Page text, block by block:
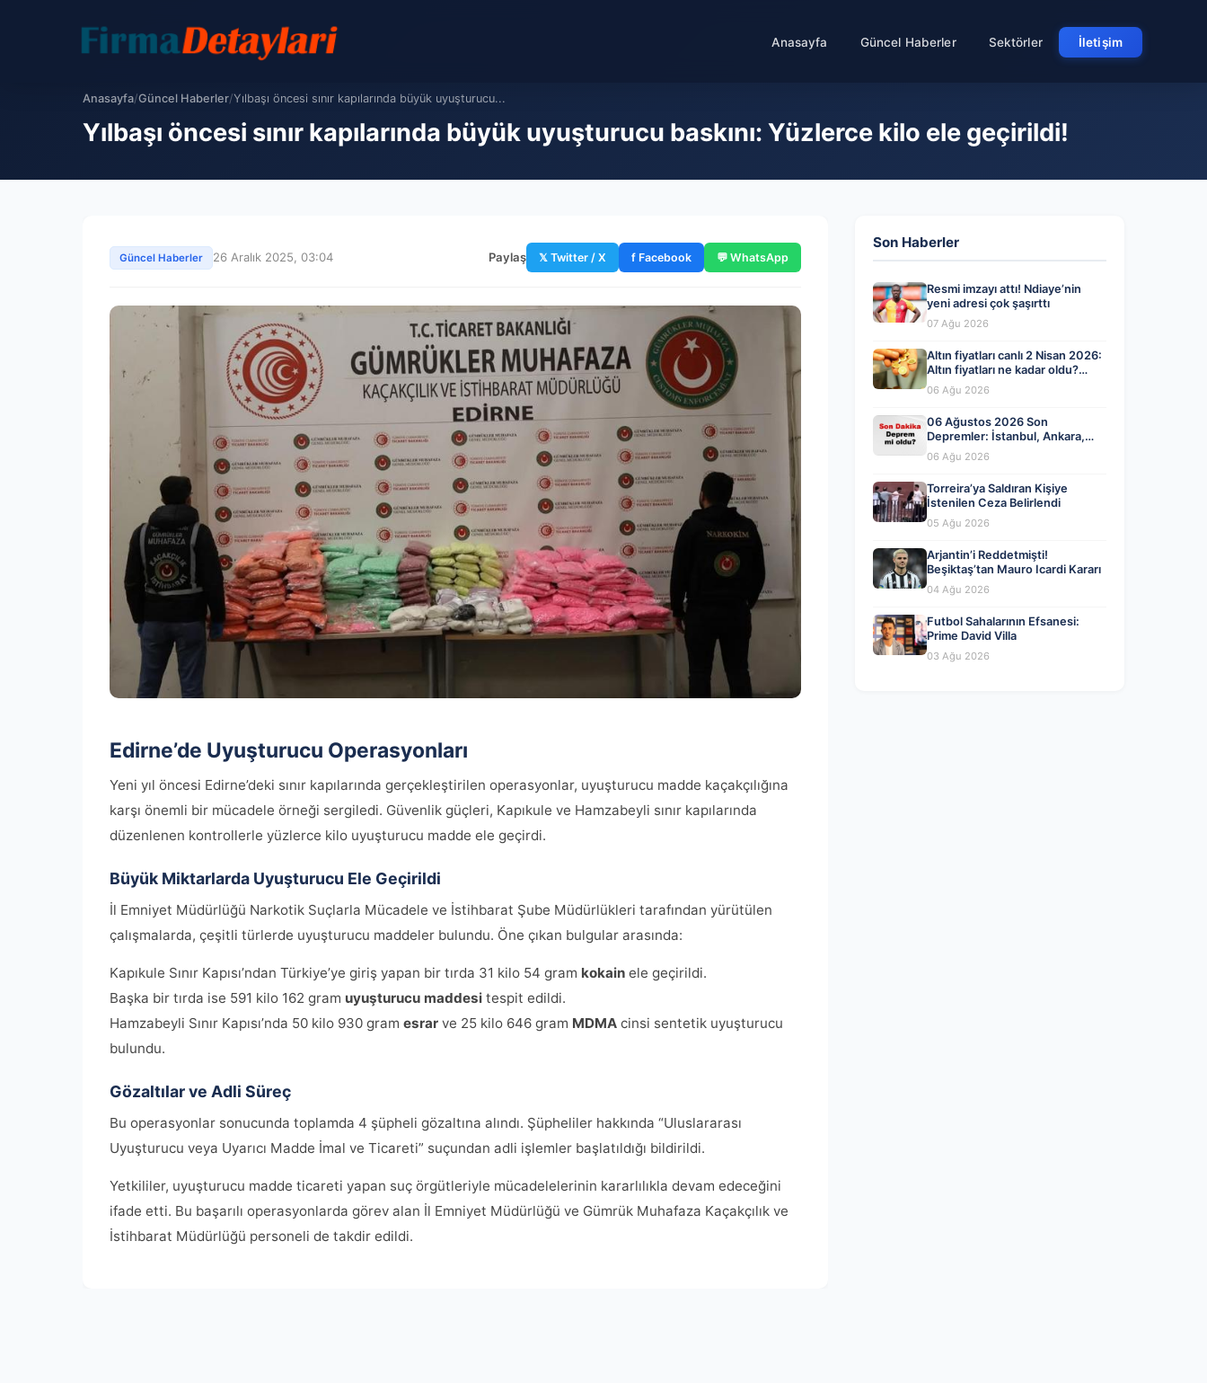
Anasayfa Güncel Haberler Sektörler İletişim
Anasayfa/Güncel Haberler/Yılbaşı öncesi sınır kapılarında büyük uyuşturucu...
Yılbaşı öncesi sınır kapılarında büyük uyuşturucu baskını: Yüzlerce kilo ele geçirildi!
Güncel Haberler 26 Aralık 2025, 03:04 Paylaş 𝕏 Twitter / X f Facebook 💬 WhatsApp
Edirne’de Uyuşturucu Operasyonları
Yeni yıl öncesi Edirne’deki sınır kapılarında gerçekleştirilen operasyonlar, uyuşturucu madde kaçakçılığına
karşı önemli bir mücadele örneği sergiledi. Güvenlik güçleri, Kapıkule ve Hamzabeyli sınır kapılarında
düzenlenen kontrollerle yüzlerce kilo uyuşturucu madde ele geçirdi.
Büyük Miktarlarda Uyuşturucu Ele Geçirildi
İl Emniyet Müdürlüğü Narkotik Suçlarla Mücadele ve İstihbarat Şube Müdürlükleri tarafından yürütülen
çalışmalarda, çeşitli türlerde uyuşturucu maddeler bulundu. Öne çıkan bulgular arasında:
Kapıkule Sınır Kapısı’ndan Türkiye’ye giriş yapan bir tırda 31 kilo 54 gram kokain ele geçirildi.
Başka bir tırda ise 591 kilo 162 gram uyuşturucu maddesi tespit edildi.
Hamzabeyli Sınır Kapısı’nda 50 kilo 930 gram esrar ve 25 kilo 646 gram MDMA cinsi sentetik uyuşturucu
bulundu.
Gözaltılar ve Adli Süreç
Bu operasyonlar sonucunda toplamda 4 şüpheli gözaltına alındı. Şüpheliler hakkında “Uluslararası
Uyuşturucu veya Uyarıcı Madde İmal ve Ticareti” suçundan adli işlemler başlatıldığı bildirildi.
Yetkililer, uyuşturucu madde ticareti yapan suç örgütleriyle mücadelelerinin kararlılıkla devam edeceğini
ifade etti. Bu başarılı operasyonlarda görev alan İl Emniyet Müdürlüğü ve Gümrük Muhafaza Kaçakçılık ve
İstihbarat Müdürlüğü personeli de takdir edildi.
Son Haberler
Resmi imzayı attı! Ndiaye’nin
yeni adresi çok şaşırttı
07 Ağu 2026
Altın fiyatları canlı 2 Nisan 2026:
Altın fiyatları ne kadar oldu?
Gram, çeyrek, yarım ve
cumhuriyet altını alış satış
06 Ağu 2026
06 Ağustos 2026 Son
Depremler: İstanbul, Ankara,
İzmir ve Diğer İllerde Meydana
Gelen Sarsıntılar
06 Ağu 2026
Torreira’ya Saldıran Kişiye
İstenilen Ceza Belirlendi
05 Ağu 2026
Arjantin’i Reddetmişti!
Beşiktaş’tan Mauro Icardi Kararı
04 Ağu 2026
Futbol Sahalarının Efsanesi:
Prime David Villa
03 Ağu 2026